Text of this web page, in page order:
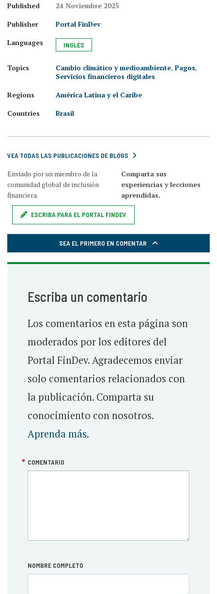
Published
24 Noviembre 2025
Publisher
Portal FinDev
Languages
INGLÉS
Topics Cambio climático y medioambiente, Pagos,
Servicios financieros digitales
Regions
América Latina y el Caribe
Countries
Brasil
VEA TODAS LAS PUBLICACIONES DE BLOGS
Enviado por un miembro de la
comunidad global de inclusión
financiera.
Comparta sus
experiencias y lecciones
aprendidas.
ESCRIBA PARA EL PORTAL FINDEV
SEA EL PRIMERO EN COMENTAR
Escriba un comentario
Los comentarios en esta página son
moderados por los editores del
Portal FinDev. Agradecemos enviar
solo comentarios relacionados con
la publicación. Comparta su
conocimiento con nosotros.
Aprenda más.
COMENTARIO
NOMBRE COMPLETO